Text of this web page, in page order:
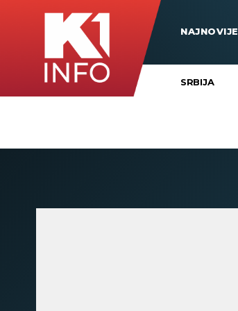
NAJNOVIJE
SRBIJA